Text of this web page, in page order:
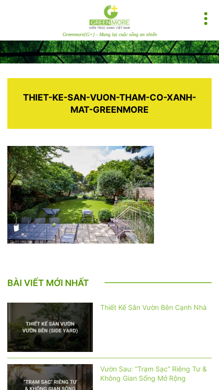
Greenmore[G+] - Mang lại cuộc sống an nhiên
THIET-KE-SAN-VUON-THAM-CO-XANH-
MAT-GREENMORE
BÀI VIẾT MỚI NHẤT
Thiết Kế Sân Vườn Bên Cạnh Nhà
Vườn Sau: “Trạm Sạc” Riêng Tư &
Không Gian Sống Mở Rộng